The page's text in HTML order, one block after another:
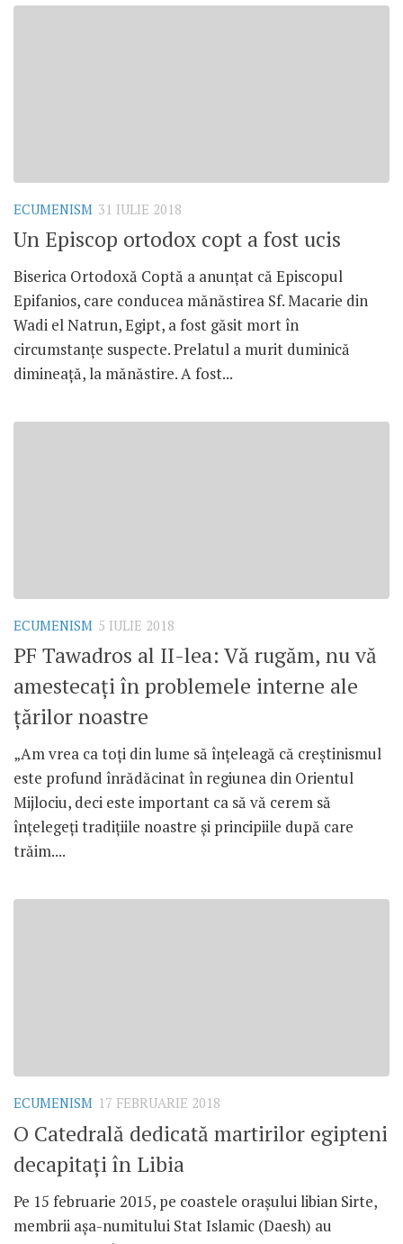
ECUMENISM 31 IULIE 2018
Un Episcop ortodox copt a fost ucis
Biserica Ortodoxă Coptă a anunțat că Episcopul
Epifanios, care conducea mănăstirea Sf. Macarie din
Wadi el Natrun, Egipt, a fost găsit mort în
circumstanțe suspecte. Prelatul a murit duminică
dimineață, la mănăstire. A fost...
ECUMENISM 5 IULIE 2018
PF Tawadros al II-lea: Vă rugăm, nu vă
amestecați în problemele interne ale
țărilor noastre
„Am vrea ca toți din lume să înțeleagă că creștinismul
este profund înrădăcinat în regiunea din Orientul
Mijlociu, deci este important ca să vă cerem să
înțelegeți tradițiile noastre și principiile după care
trăim....
ECUMENISM 17 FEBRUARIE 2018
O Catedrală dedicată martirilor egipteni
decapitați în Libia
Pe 15 februarie 2015, pe coastele orașului libian Sirte,
membrii așa-numitului Stat Islamic (Daesh) au